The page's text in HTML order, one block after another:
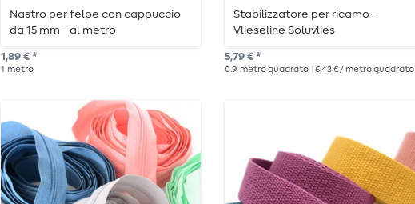
Nastro per felpe con cappuccio
da 15 mm - al metro
1,89 € *
1 metro
Stabilizzatore per ricamo -
Vlieseline Soluvlies
5,79 € *
0.9 metro quadrato | 6,43 € / metro quadrato